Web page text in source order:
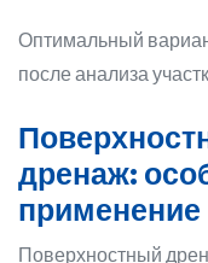
Оптимальный
после анализа
дренаж:
применение
Поверхностный